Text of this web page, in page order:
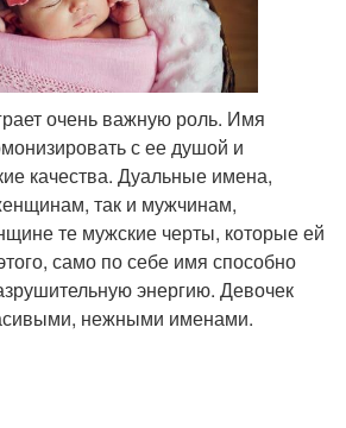
очень важную роль. Имя
с ее душой и
качества. Дуальные имена,
так и мужчинам,
те мужские черты, которые ей
само по себе имя способно
энергию. Девочек
нежными именами.